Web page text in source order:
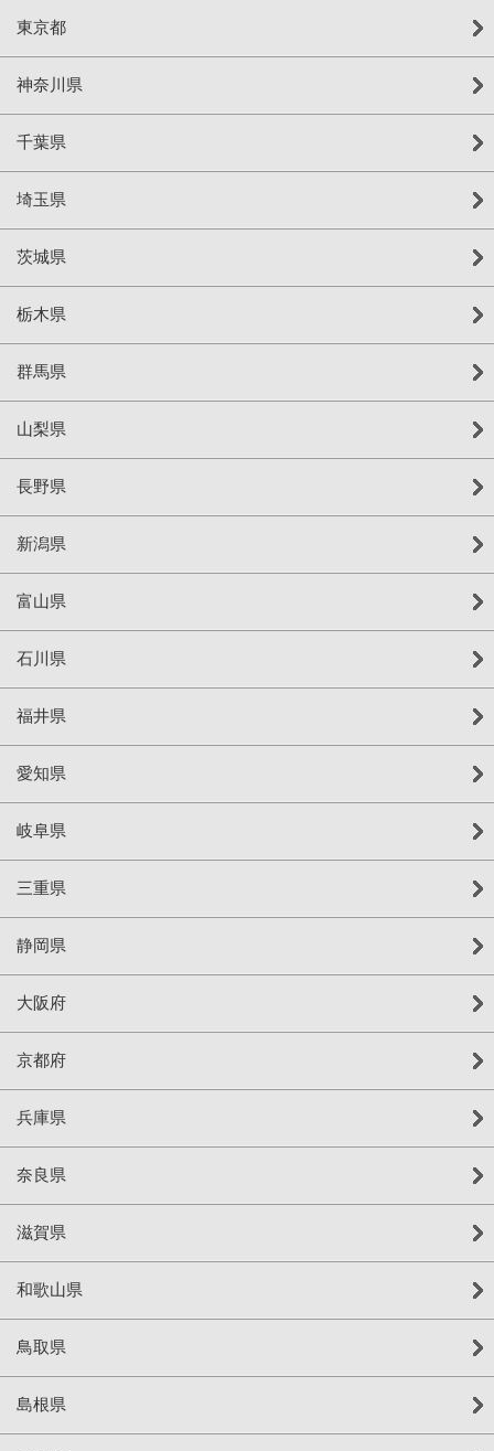
東京都
神奈川県
千葉県
埼玉県
茨城県
栃木県
群馬県
山梨県
長野県
新潟県
富山県
石川県
福井県
愛知県
岐阜県
三重県
静岡県
大阪府
京都府
兵庫県
奈良県
滋賀県
和歌山県
鳥取県
島根県